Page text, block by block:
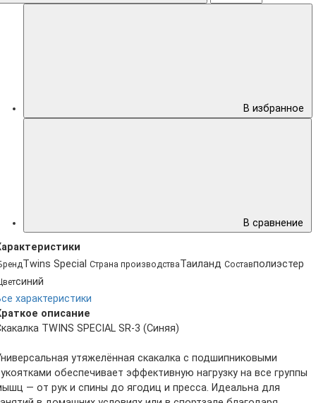
В избранное
В сравнение
Twins Special Страна производстваТаиланд Составполиэстер
синий
характеристики
описание
TWINS SPECIAL SR-3 (Синяя)
утяжелённая скакалка с подшипниковыми
обеспечивает эффективную нагрузку на все группы
— от рук и спины до ягодиц и пресса. Идеальна для